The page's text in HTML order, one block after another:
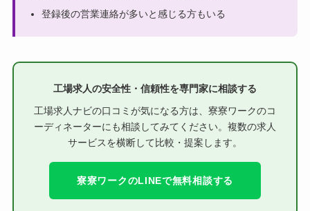
登録後の営業連絡が多いと感じる方もいる
工場求人の安全性・信頼性を専門家に相談する
工場求人ナビの口コミが気になる方は、寮寮ワークのコ
ーディネーターにも相談してみてください。複数の求人
サービスを横断して比較・提案します。
寮寮ワークのLINEで無料相談する